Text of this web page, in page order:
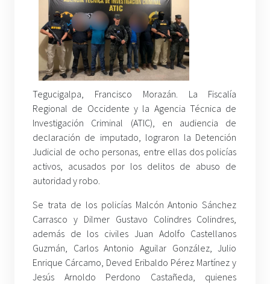
Tegucigalpa, Francisco Morazán. La Fiscalía
Regional de Occidente y la Agencia Técnica de
Investigación Criminal (ATIC), en audiencia de
declaración de imputado, lograron la Detención
Judicial de ocho personas, entre ellas dos policías
activos, acusados por los delitos de abuso de
autoridad y robo.
Se trata de los policías Malcón Antonio Sánchez
Carrasco y Dilmer Gustavo Colindres Colindres,
además de los civiles Juan Adolfo Castellanos
Guzmán, Carlos Antonio Aguilar González, Julio
Enrique Cárcamo, Deved Eribaldo Pérez Martínez y
Jesús Arnoldo Perdono Castañeda, quienes